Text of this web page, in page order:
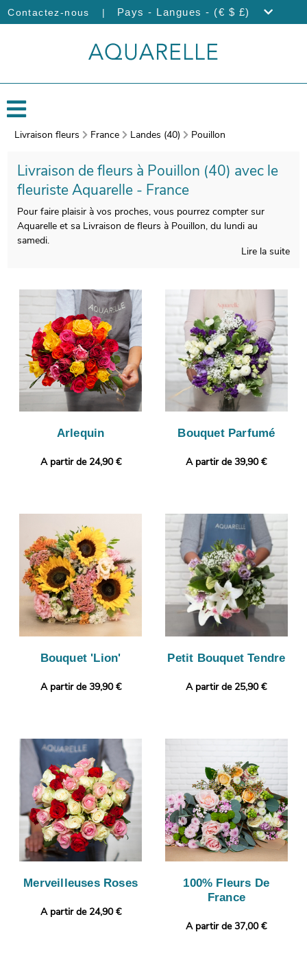
Contactez-nous | Pays - Langues - (€ $ £)
Livraison fleurs France Landes (40) Pouillon
Livraison de fleurs à Pouillon (40) avec le
fleuriste Aquarelle - France
Pour faire plaisir à vos proches, vous pourrez compter sur
Aquarelle et sa Livraison de fleurs à Pouillon, du lundi au
samedi.
transport viendra emballer votre bouquet. Àvant de l’envoyer,
votre bouquet sera photographié. Notre but est de vous faire
parvenir la photographie via votre boîte mail afin que vous
puissiez jeter un coup d’œil à votre composition florale.
Finalement, il sera envoyé très rapidement à Pouillon.
Personnalisez votre cadeau avec une photo ou un message à
choisir par vos soins.
Lire la suite
Arlequin
A partir de 24,90 €
Bouquet Parfumé
A partir de 39,90 €
Bouquet 'Lion'
A partir de 39,90 €
Petit Bouquet Tendre
A partir de 25,90 €
Merveilleuses Roses
A partir de 24,90 €
100% Fleurs De
France
A partir de 37,00 €